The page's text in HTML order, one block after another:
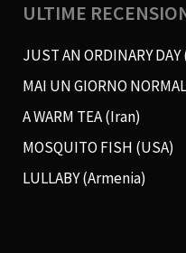
ULTIME
JUST AN ORDINARY
MAI UN GIORNO
A WARM TEA (Iran)
MOSQUITO FISH (USA)
LULLABY (Armenia)